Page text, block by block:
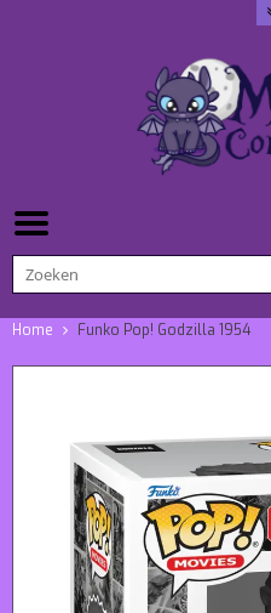
Home Funko Pop! Godzilla 1954